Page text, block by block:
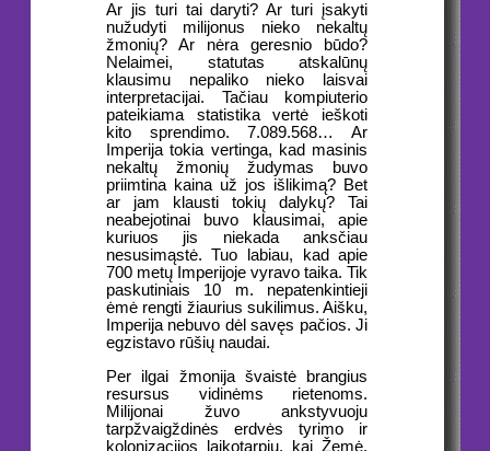
Ar jis turi tai daryti? Ar turi įsakyti
nužudyti milijonus nieko nekaltų
žmonių? Ar nėra geresnio būdo?
Nelaimei, statutas atskalūnų
klausimu nepaliko nieko laisvai
interpretacijai. Tačiau kompiuterio
pateikiama statistika vertė ieškoti
kito sprendimo. 7.089.568… Ar
Imperija tokia vertinga, kad masinis
nekaltų žmonių žudymas buvo
priimtina kaina už jos išlikimą? Bet
ar jam klausti tokių dalykų? Tai
neabejotinai buvo klausimai, apie
kuriuos jis niekada anksčiau
nesusimąstė. Tuo labiau, kad apie
700 metų Imperijoje vyravo taika. Tik
paskutiniais 10 m. nepatenkintieji
ėmė rengti žiaurius sukilimus. Aišku,
Imperija nebuvo dėl savęs pačios. Ji
egzistavo rūšių naudai.
Per ilgai žmonija švaistė brangius
resursus vidinėms rietenoms.
Milijonai žuvo ankstyvuoju
tarpžvaigždinės erdvės tyrimo ir
kolonizacijos laikotarpiu, kai Žemė,